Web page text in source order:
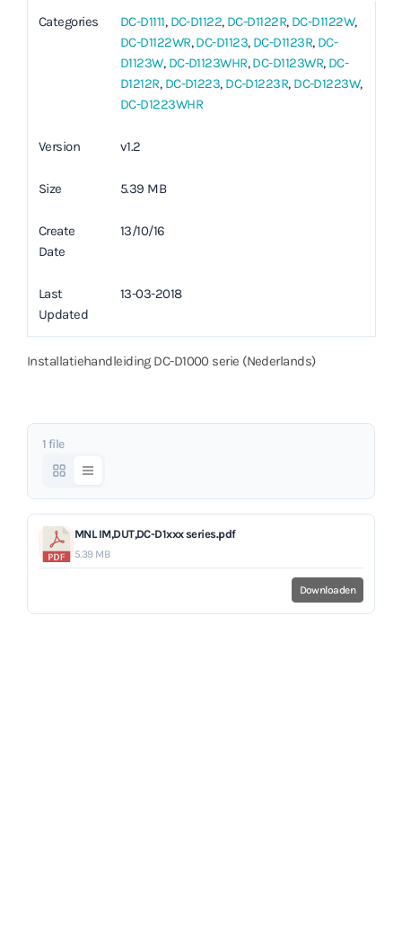
Categories DC-D1111, DC-D1122, DC-D1122R, DC-D1122W,
DC-D1122WR,DC-D1123, DC-D1123R, DC-
D1123W, DC-D1123WHR,DC-D1123WR, DC-
D1212R, DC-D1223, DC-D1223R, DC-D1223W,
DC-D1223WHR
Version v1.2
Size 5.39 MB
Create
Date
13/10/16
Last
Updated
13-03-2018
Installatiehandleiding DC-D1000 serie (Nederlands)
1 file
MNL IM,DUT,DC-D1xxx series.pdf
5.39 MB
Downloaden